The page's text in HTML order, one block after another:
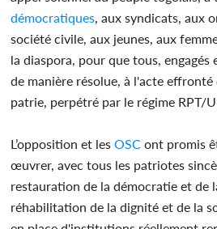
démocratiques, aux syndicats, aux
société civile, aux jeunes, aux
la diaspora, pour que tous,
de manière résolue, à l'acte
patrie, perpétré par le régime RPT/
L’opposition et les OSC ont promis
œuvrer, avec tous les patriotes
restauration de la démocratie et de
réhabilitation de la dignité et de la